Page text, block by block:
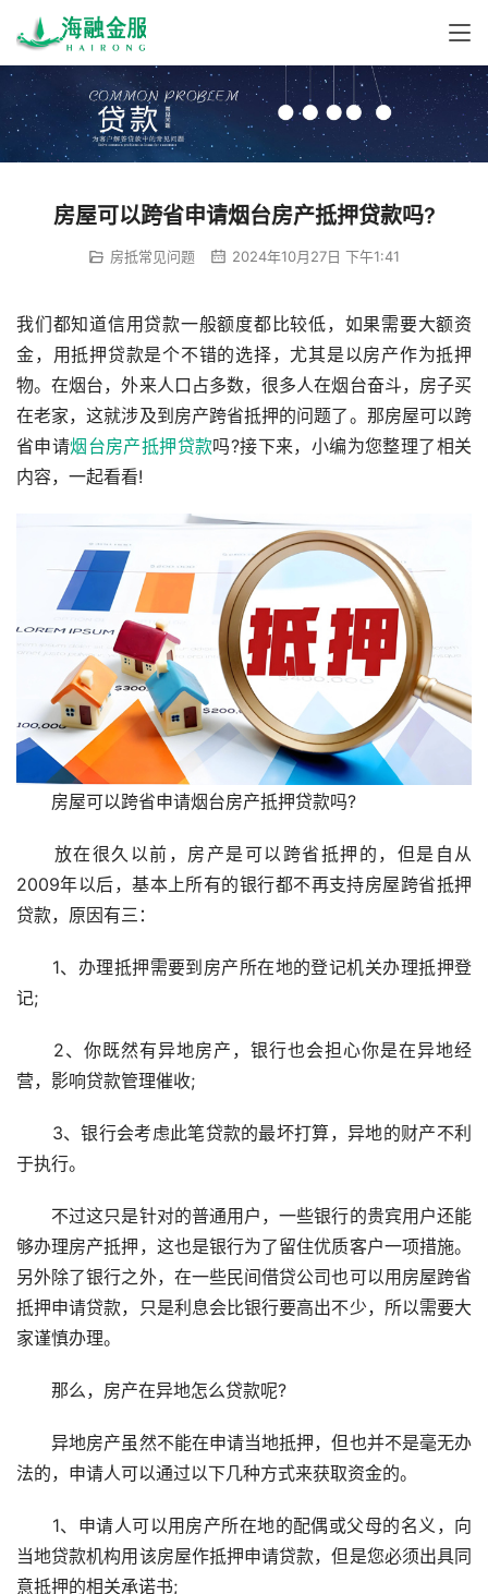
房屋可以跨省申请烟台房产抵押贷款吗?
房抵常见问题 2024年10月27日 下午1:41
我们都知道信用贷款一般额度都比较低，如果需要大额资
金，用抵押贷款是个不错的选择，尤其是以房产作为抵押
物。在烟台，外来人口占多数，很多人在烟台奋斗，房子买
在老家，这就涉及到房产跨省抵押的问题了。那房屋可以跨
省申请烟台房产抵押贷款吗?接下来，小编为您整理了相关
内容，一起看看!
房屋可以跨省申请烟台房产抵押贷款吗?
放在很久以前，房产是可以跨省抵押的，但是自从
2009年以后，基本上所有的银行都不再支持房屋跨省抵押
贷款，原因有三：
1、办理抵押需要到房产所在地的登记机关办理抵押登
记;
2、你既然有异地房产，银行也会担心你是在异地经
营，影响贷款管理催收;
3、银行会考虑此笔贷款的最坏打算，异地的财产不利
于执行。
不过这只是针对的普通用户，一些银行的贵宾用户还能
够办理房产抵押，这也是银行为了留住优质客户一项措施。
另外除了银行之外，在一些民间借贷公司也可以用房屋跨省
抵押申请贷款，只是利息会比银行要高出不少，所以需要大
家谨慎办理。
那么，房产在异地怎么贷款呢?
异地房产虽然不能在申请当地抵押，但也并不是毫无办
法的，申请人可以通过以下几种方式来获取资金的。
1、申请人可以用房产所在地的配偶或父母的名义，向
当地贷款机构用该房屋作抵押申请贷款，但是您必须出具同
意抵押的相关承诺书;